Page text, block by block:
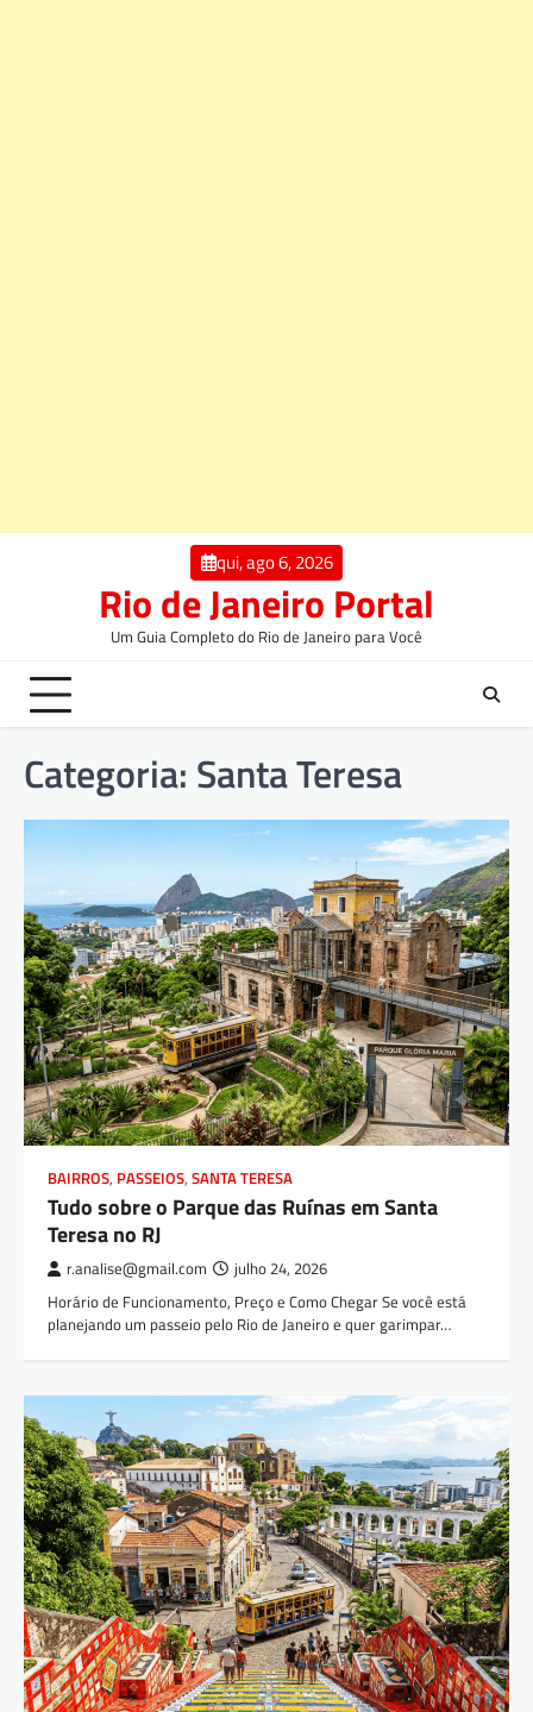
qui, ago 6, 2026
Rio de Janeiro Portal
Um Guia Completo do Rio de Janeiro para Você
Categoria: Santa Teresa
BAIRROS, PASSEIOS, SANTA TERESA
Tudo sobre o Parque das Ruínas em Santa
Teresa no RJ
r.analise@gmail.com julho 24, 2026
Horário de Funcionamento, Preço e Como Chegar Se você está
planejando um passeio pelo Rio de Janeiro e quer garimpar…